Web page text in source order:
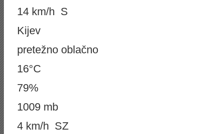
14 km/h S
Kijev
pretežno oblačno
16°C
79%
1009 mb
4 km/h SZ